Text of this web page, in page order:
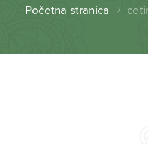
Početna stranica